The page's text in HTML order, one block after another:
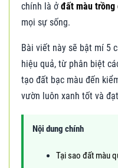
chính là ởđất màu trồng
mọi sự sống.
Bài viết này sẽ bật mí 5
hiệu quả, từ phân biệt
tạo đất bạc màu đến
vườn luôn xanh tốt và
Nội dung chính
Tại sao đất màu